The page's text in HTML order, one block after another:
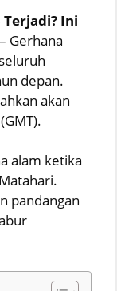
Terjadi? Ini
– Gerhana
depan.
akan
alam ketika
pandangan